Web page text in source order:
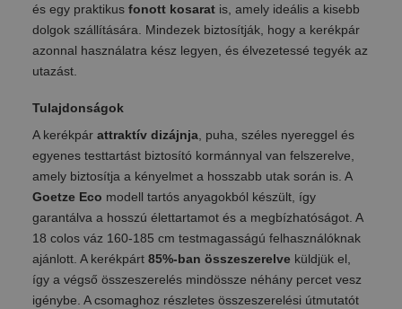
és egy praktikus fonott kosaratis, amely ideális a kisebb
dolgok szállítására. Mindezek biztosítják, hogy a kerékpár
azonnal használatra kész legyen, és élvezetessé tegyék az
utazást.
Tulajdonságok
A kerékpár attraktív dizájnja, puha, széles nyereggel és
egyenes testtartást biztosító kormánnyal van felszerelve,
amely biztosítja a kényelmet a hosszabb utak során is. A
Goetze Eco modell tartós anyagokból készült, így
garantálva a hosszú élettartamot és a megbízhatóságot. A
18 colos váz 160-185 cm testmagasságú felhasználóknak
ajánlott. A kerékpárt 85%-ban összeszerelveküldjük el,
így a végső összeszerelés mindössze néhány percet vesz
igénybe. A csomaghoz részletes összeszerelési útmutatót